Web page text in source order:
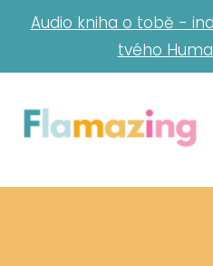
Audio kniha o tobě -
tvého